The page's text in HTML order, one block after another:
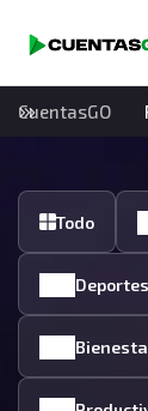
CuentasGO
Todo
Deportes